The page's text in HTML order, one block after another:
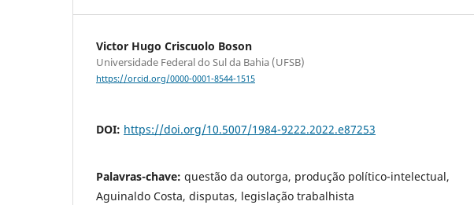
Victor Hugo Criscuolo Boson
Universidade Federal do Sul da Bahia (UFSB)
https://orcid.org/0000-0001-8544-1515
DOI: https://doi.org/10.5007/1984-9222.2022.e87253
Palavras-chave: questão da outorga, produção político-intelectual,
Aguinaldo Costa, disputas, legislação trabalhista